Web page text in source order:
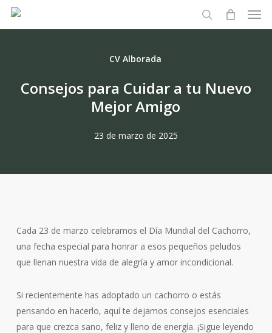
Skip
search
CV Alborada
Consejos para Cuidar a tu Nuevo
Mejor Amigo
23 de marzo de 2025
Cada 23 de marzo celebramos el Día Mundial del Cachorro,
una fecha especial para honrar a esos pequeños peludos
que llenan nuestra vida de alegría y amor incondicional.
Si recientemente has adoptado un cachorro o estás
pensando en hacerlo, aquí te dejamos consejos esenciales
para que crezca sano, feliz y lleno de energía. ¡Sigue leyendo